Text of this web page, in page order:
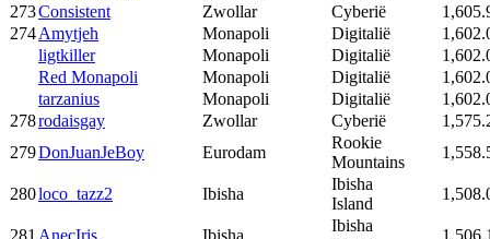
273Consistent Zwollar Cyberië
274Amytjeh Monapoli Digitalië
ligtkiller
Monapoli Digitalië
Red Monapoli
Monapoli Digitalië
tarzanius
Monapoli Digitalië
278rodaisgay Zwollar Cyberië
279DonJuanJeBoy Eurodam
Rookie
Mountains
280loco_tazz2 Ibisha
Ibisha
Island
281 AnecIris Ibisha
Ibisha